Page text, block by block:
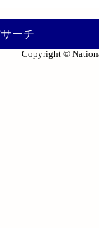
ーチ
Copyright ©